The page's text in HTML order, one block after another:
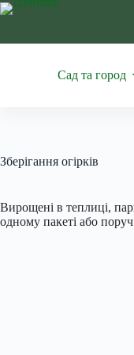
Перейти
Сад та город
Зберігання огірків
Вирощені в теплиці,
одному пакеті або